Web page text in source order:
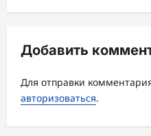
я
з
а
п
и
Добавить
Для отправки
авторизоваться.